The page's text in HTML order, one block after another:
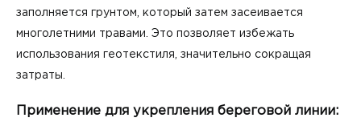
заполняется грунтом, который затем засеивается
многолетними травами. Это позволяет избежать
использования геотекстиля, значительно сокращая
затраты.
Применение для укрепления береговой линии: